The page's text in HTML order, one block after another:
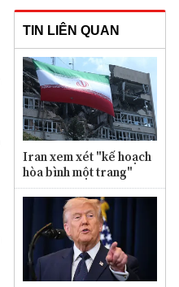
TIN LIÊN QUAN
Iran xem xét "kế hoạch
hòa bình một trang"